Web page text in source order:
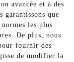
avancée et à des
garantissons que
les plus
De plus, nous
fournir des
de modifier la